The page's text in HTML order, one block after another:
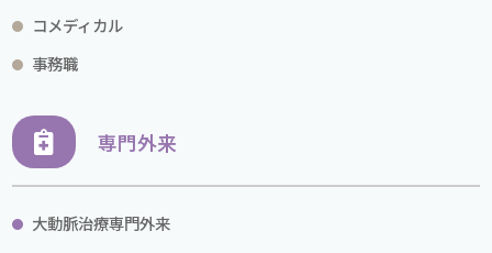
コメディカル
事務職
専門外来
大動脈治療専門外来